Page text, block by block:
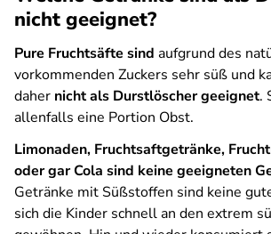
nicht geeignet?
Pure Fruchtsäfte sind aufgrund des
vorkommenden Zuckers sehr süß und
daher nicht als Durstlöscher geeignet.
allenfalls eine Portion Obst.
Limonaden, Fruchtsaftgetränke,
oder gar Cola sind keine geeigneten
Getränke mit Süßstoffen sind keine
sich die Kinder schnell an den extrem